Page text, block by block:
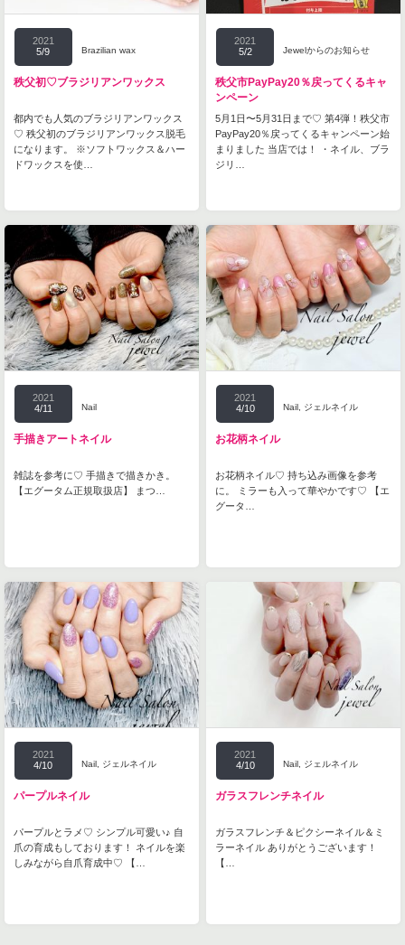
2021
5/9
Brazilian wax
秩父初♡ブラジリアンワックス
都内でも人気のブラジリアンワックス
♡ 秩父初のブラジリアンワックス脱毛
になります。 ※ソフトワックス＆ハー
ドワックスを使…
2021
5/2
Jewelからのお知らせ
秩父市PayPay20％戻ってくるキャ
ンペーン
5月1日〜5月31日まで♡ 第4弾！秩父市
PayPay20％戻ってくるキャンペーン始
まりました 当店では！ ・ネイル、ブラ
ジリ…
2021
4/11
Nail
手描きアートネイル
雑誌を参考に♡ 手描きで描きかき。
【エグータム正規取扱店】 まつ…
2021
4/10
Nail ジェルネイル
お花柄ネイル
お花柄ネイル♡ 持ち込み画像を参考
に。 ミラーも入って華やかです♡ 【エ
グータ…
2021
4/10
Nail ジェルネイル
パープルネイル
パープルとラメ♡ シンプル可愛い♪ 自
爪の育成もしております！ ネイルを楽
しみながら自爪育成中♡ 【…
2021
4/10
Nail ジェルネイル
ガラスフレンチネイル
ガラスフレンチ＆ピクシーネイル＆ミ
ラーネイル ありがとうございます！
【…